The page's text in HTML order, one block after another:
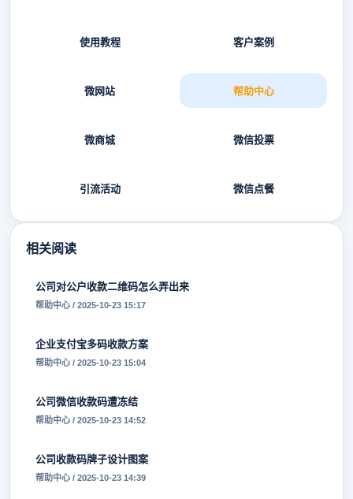
使用教程 客户案例
微网站 帮助中心
微商城 微信投票
引流活动 微信点餐
相关阅读
公司对公户收款二维码怎么弄出来
帮助中心 / 2025-10-23 15:17
企业支付宝多码收款方案
帮助中心 / 2025-10-23 15:04
公司微信收款码遭冻结
帮助中心 / 2025-10-23 14:52
公司收款码牌子设计图案
帮助中心 / 2025-10-23 14:39